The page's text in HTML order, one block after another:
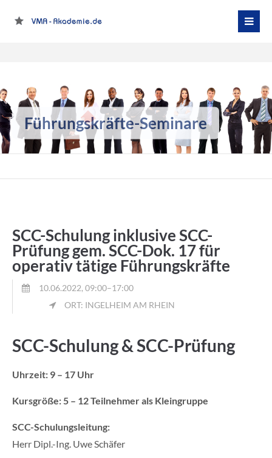
Passwort
Support
Get in touch
Cybersteel Inc.
Führungskräfte-Seminare
SCC-Schulung inklusive SCC-
Prüfung gem. SCC-Dok. 17 für
operativ tätige Führungskräfte
10.06.2022, 09:00–17:00
ORT: INGELHEIM AM RHEIN
SCC-Schulung & SCC-Prüfung
Uhrzeit: 9 – 17 Uhr
Kursgröße: 5 – 12 Teilnehmer als Kleingruppe
SCC-Schulungsleitung:
Herr Dipl.-Ing. Uwe Schäfer